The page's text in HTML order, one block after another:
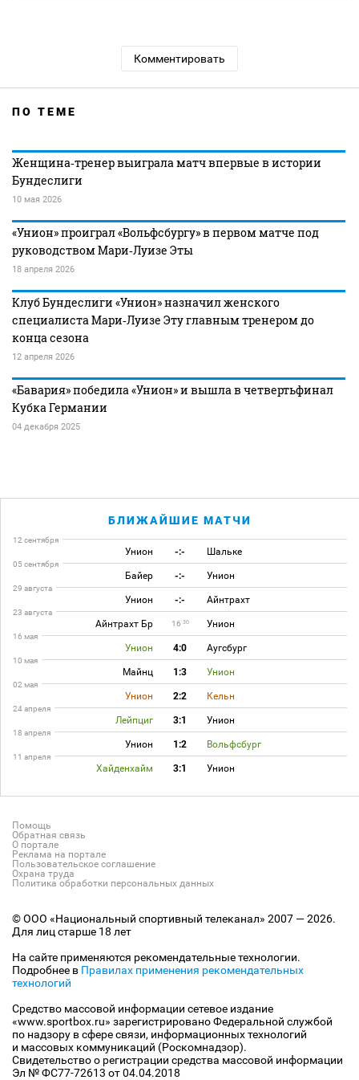
Комментировать
ПО ТЕМЕ
Женщина‑тренер выиграла матч впервые в истории
Бундеслиги
10 мая 2026
«Унион» проиграл «Вольфсбургу» в первом матче под
руководством Мари‑Луизе Эты
18 апреля 2026
Клуб Бундеслиги «Унион» назначил женского
специалиста Мари‑Луизе Эту главным тренером до
конца сезона
12 апреля 2026
«Бавария» победила «Унион» и вышла в четвертьфинал
Кубка Германии
04 декабря 2025
БЛИЖАЙШИЕ МАТЧИ
12 сентября
Унион -:- Шальке
05 сентября
Байер -:- Унион
29 августа
Унион -:- Айнтрахт
23 августа
Айнтрахт Бр 16 30 Унион
16 мая
Унион 4:0 Аугсбург
10 мая
Майнц 1:3 Унион
02 мая
Унион 2:2 Кельн
24 апреля
Лейпциг 3:1 Унион
18 апреля
Унион 1:2 Вольфсбург
11 апреля
Хайденхайм 3:1 Унион
Помощь
Обратная связь
О портале
Реклама на портале
Пользовательское соглашение
Охрана труда
Политика обработки персональных данных
© ООО «Национальный спортивный телеканал» 2007 — 2026.
Для лиц старше 18 лет
На сайте применяются рекомендательные технологии.
Подробнее в Правилах применения рекомендательных
технологий
Средство массовой информации сетевое издание
«www.sportbox.ru» зарегистрировано Федеральной службой
по надзору в сфере связи, информационных технологий
и массовых коммуникаций (Роскомнадзор).
Свидетельство о регистрации средства массовой информации
Эл № ФС77-72613 от 04.04.2018